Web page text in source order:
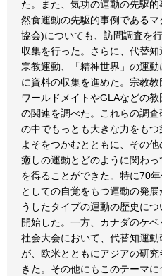
た。また、気功の運動の先駆
然食運動の先駆的事例である
協会)についても、訪問調査を
収集を行った。さらに、代替
宗教運動、「精神世界」の運
に資料の収集を進めた。宗教
ワールドメイトやGLAなどの
の関連を調べた。これらの調
の中でもっとも大きな力をも
よそをつかむとともに、その
癒しの運動とどのように関わ
を得ることができた。特に70
としての自覚をもつ運動の発
うしたタイプの運動の歴史に
開始した。一方、カナダのケ
社会大会において、代替知運
が、欧米とともにアジアの研
きた。その他にもこのテーマ